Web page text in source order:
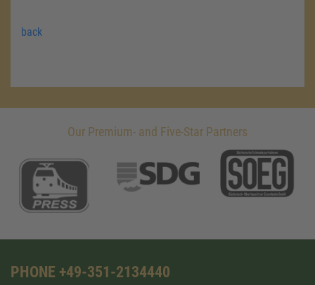
back
Our Premium- and Five-Star Partners
PHONE +49-351-2134440